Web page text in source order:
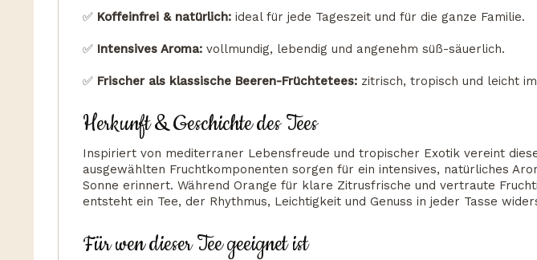
✅ Koffeinfrei & natürlich: ideal für jede Tageszeit und für die ganze Familie.
✅ Intensives Aroma: vollmundig, lebendig und angenehm süß-säuerlich.
✅ Frischer als klassische Beeren-Früchtetees: zitrisch, tropisch und leicht
Herkunft & Geschichte des Tees
Inspiriert von mediterraner Lebensfreude und tropischer Exotik vereint
ausgewählten Fruchtkomponenten sorgen für ein intensives, natürliches
Sonne erinnert. Während Orange für klare Zitrusfrische und vertraute
entsteht ein Tee, der Rhythmus, Leichtigkeit und Genuss in jeder Tasse
Für wen dieser Tee geeignet ist